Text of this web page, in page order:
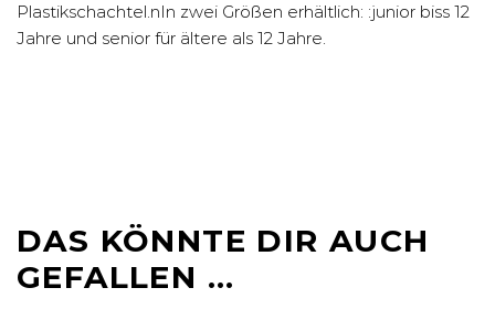
Plastikschachtel.nIn zwei Größen erhältlich: :junior biss 12
Jahre und senior für ältere als 12 Jahre.
DAS KÖNNTE DIR AUCH
GEFALLEN …